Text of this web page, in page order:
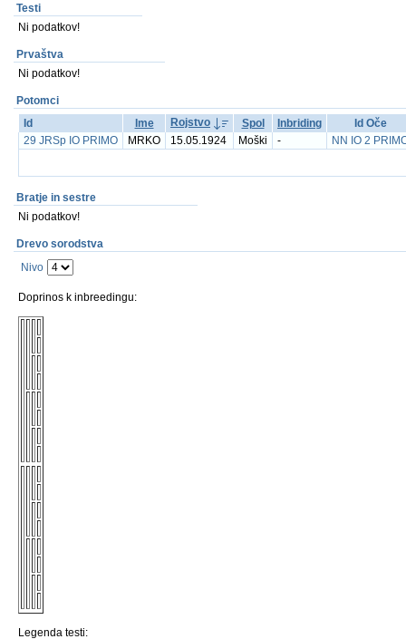
Testi
Ni podatkov!
Prvaštva
Ni podatkov!
Potomci
Id
Ime Rojstvo Spol Inbriding
Id Oče
29 JRSp IO PRIMO
MRKO 15.05.1924 Moški - NN IO 2
Bratje in sestre
Ni podatkov!
Drevo sorodstva
Nivo
Doprinos k inbreedingu:
Legenda testi: